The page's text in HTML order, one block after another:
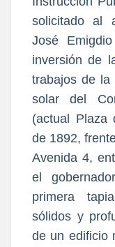
solicitado al
José
inversión de
trabajos de la
solar del
(actual Plaza
de 1892,
Avenida 4,
el
primera
sólidos y
de un edificio